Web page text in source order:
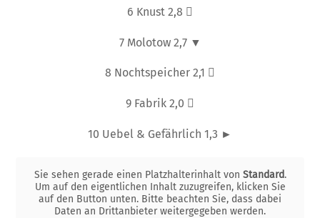
6 Knust 2,8 
7 Molotow 2,7 ▼
8 Nochtspeicher 2,1 
9 Fabrik 2,0 
10 Uebel & Gefährlich 1,3 ►
Sie sehen gerade einen Platzhalterinhalt von Standard.
Um auf den eigentlichen Inhalt zuzugreifen, klicken Sie
auf den Button unten. Bitte beachten Sie, dass dabei
Daten an Drittanbieter weitergegeben werden.